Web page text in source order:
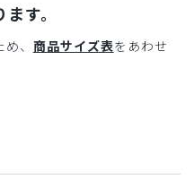
す。
、 商品サイズ表をあわせ